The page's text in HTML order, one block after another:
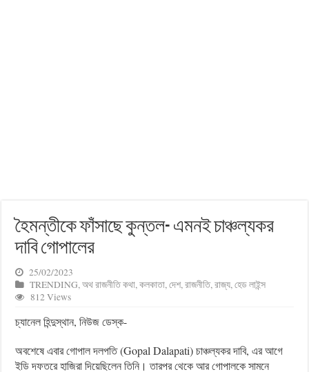
হৈমন্তীকে ফাঁসাছে কুন্তল- এমনই চাঞ্চল্যকর
দাবি গোপালের
25/02/2023
TRENDING,অথ রাজনীতি কথা,কলকাতা,দেশ,রাজনীতি,রাজ্য,হেড লাইন্স
812 Views
চ্যানেল হিন্দুস্থান, নিউজ ডেস্ক-
অবশেষে এবার গোপাল দলপতি (Gopal Dalapati) চাঞ্চল্যকর দাবি, এর আগে
ইডি দফতরে হাজিরা দিয়েছিলেন তিনি। তারপর থেকে আর গোপালকে সামনে